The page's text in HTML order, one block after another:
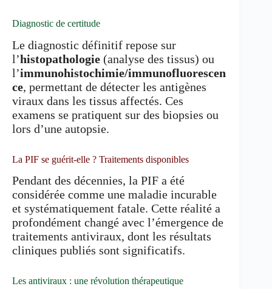
Diagnostic de certitude
Le diagnostic définitif repose sur
l’histopathologie (analyse des tissus) ou
l’immunohistochimie/immunofluorescen
ce, permettant de détecter les antigènes
viraux dans les tissus affectés. Ces
examens se pratiquent sur des biopsies ou
lors d’une autopsie.
La PIF se guérit-elle ? Traitements disponibles
Pendant des décennies, la PIF a été
considérée comme une maladie incurable
et systématiquement fatale. Cette réalité a
profondément changé avec l’émergence de
traitements antiviraux, dont les résultats
cliniques publiés sont significatifs.
Les antiviraux : une révolution thérapeutique